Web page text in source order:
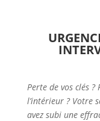
Perte de vos clés
l’intérieur ? Votre
avez subi une